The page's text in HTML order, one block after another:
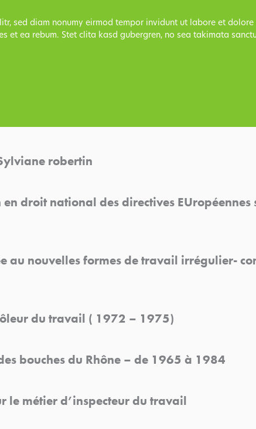
sed diam nonumy eirmod tempor invidunt ut labore et
et ea rebum. Stet clita kasd gubergren, no sea takimata
robertin
droit national des directives
au nouvelles formes de travail irrégulier-
du travail ( 1972 – 1975)
bouches du Rhône – de 1965 à 1984
le métier d’inspecteur du travail